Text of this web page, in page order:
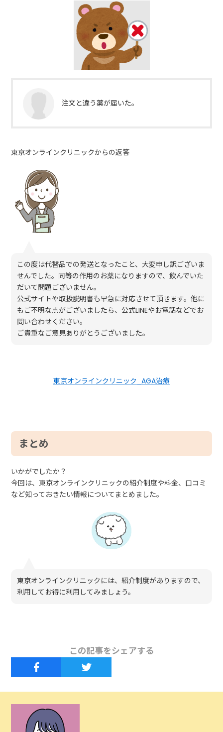
注文と違う薬が届いた。
東京オンラインクリニックからの返答
この度は代替品での発送となったこと、大変申し訳ございま
せんでした。同等の作用のお薬になりますので、飲んでいた
だいて問題ございません。
公式サイトや取扱説明書も早急に対応させて頂きます。他に
もご不明な点がございましたら、公式LINEやお電話などでお
問い合わせください。
ご貴重なご意見ありがとうございました。
東京オンラインクリニック_AGA治療
まとめ⁠
いかがでしたか？
今回は、東京オンラインクリニックの紹介制度や料金、口コミ
など知っておきたい情報についてまとめました。
東京オンラインクリニックには、紹介制度がありますので、
利用してお得に利用してみましょう。
この記事をシェアする